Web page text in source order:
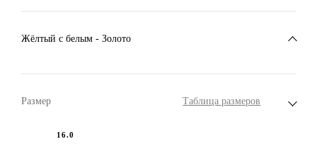
Жёлтый с белым - Золото
Размер Таблица размеров
16.0